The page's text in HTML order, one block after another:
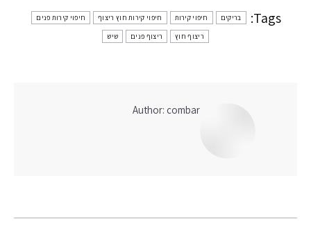
Tags:
בריקים חיפוי קירות חיפוי קירות חוץ ריצוף חיפוי קירות פנים
ריצוף חוץ ריצוף פנים שיש
Author: combar